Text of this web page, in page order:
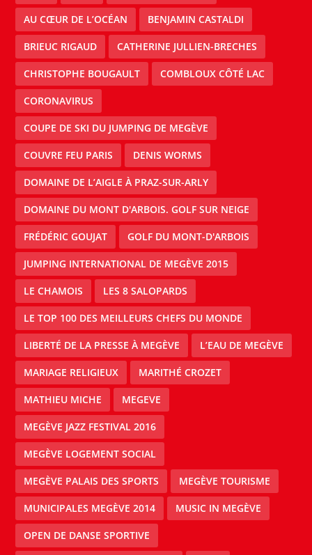
AU CŒUR DE L’OCÉAN BENJAMIN CASTALDI
BRIEUC RIGAUD CATHERINE JULLIEN-BRECHES
CHRISTOPHE BOUGAULT COMBLOUX CÔTÉ LAC
CORONAVIRUS
COUPE DE SKI DU JUMPING DE MEGÈVE
COUVRE FEU PARIS DENIS WORMS
DOMAINE DE L’AIGLE À PRAZ-SUR-ARLY
DOMAINE DU MONT D'ARBOIS. GOLF SUR NEIGE
FRÉDÉRIC GOUJAT GOLF DU MONT-D'ARBOIS
JUMPING INTERNATIONAL DE MEGÈVE 2015
LE CHAMOIS LES 8 SALOPARDS
LE TOP 100 DES MEILLEURS CHEFS DU MONDE
LIBERTÉ DE LA PRESSE À MEGÈVE L’EAU DE MEGÈVE
MARIAGE RELIGIEUX MARITHÉ CROZET
MATHIEU MICHE MEGEVE
MEGÈVE JAZZ FESTIVAL 2016
MEGÈVE LOGEMENT SOCIAL
MEGÈVE PALAIS DES SPORTS MEGÈVE TOURISME
MUNICIPALES MEGÈVE 2014 MUSIC IN MEGÈVE
OPEN DE DANSE SPORTIVE